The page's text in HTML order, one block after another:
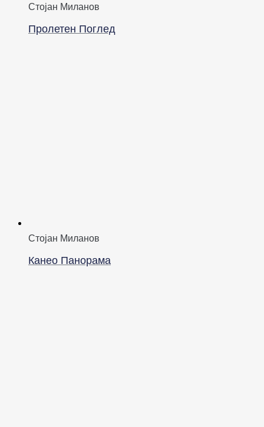
Стојан Миланов
Пролетен Поглед
Стојан Миланов
Канео Панорама